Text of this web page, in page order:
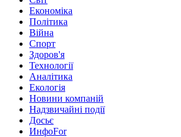
Економіка
Політика
Війна
Спорт
Здоров'я
Технології
Аналітика
Екологія
Новини компаній
Надзвичайні події
Досьє
ИнфоFor